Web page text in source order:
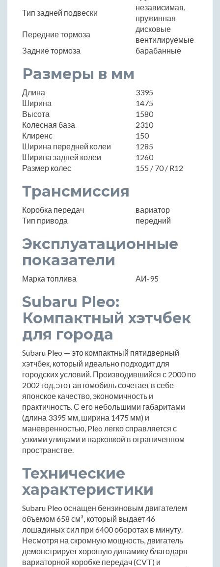
Тип задней подвески
независимая,
пружинная
Передние тормоза
дисковые
вентилируемые
Задние тормоза
барабанные
Размеры в мм
Длина
3395
Ширина
1475
Высота
1580
Колесная база
2310
Клиренс
150
Ширина передней колеи
1285
Ширина задней колеи
1260
Размер колес
155 / 70 / R12
Трансмиссия
Коробка передач
вариатор
Тип привода
передний
Эксплуатационные
показатели
Марка топлива АИ-95
Subaru Pleo:
Компактный хэтчбек
для города
Subaru Pleo — это компактный пятидверный
хэтчбек, который идеально подходит для
городских условий. Производившийся с 2000 по
2002 год, этот автомобиль сочетает в себе
японское качество, экономичность и
практичность. С его небольшими габаритами
(длина 3395 мм, ширина 1475 мм) и
маневренностью, Pleo легко справляется с
узкими улицами и парковкой в ограниченном
пространстве.
Технические
характеристики
Subaru Pleo оснащен бензиновым двигателем
объемом 658 см³, который выдает 46
лошадиных сил при 6400 оборотах в минуту.
Несмотря на скромную мощность, двигатель
демонстрирует хорошую динамику благодаря
вариаторной коробке передач (CVT) и